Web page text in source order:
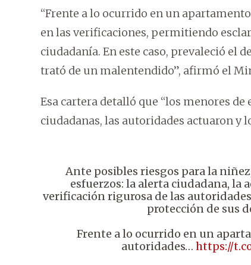
“Frente a lo ocurrido en un
en las verificaciones, permitiendo
ciudadanía. En este caso, prevaleció el
trató de un malentendido”, afirmó el
Esa cartera detalló que “los menores
ciudadanas, las autoridades actuaron y
Ante posibles riesgos para la
esfuerzos: la alerta ciudadana, la
verificación rigurosa de las
protección de sus
Frente a lo ocurrido en un
autoridades… https://